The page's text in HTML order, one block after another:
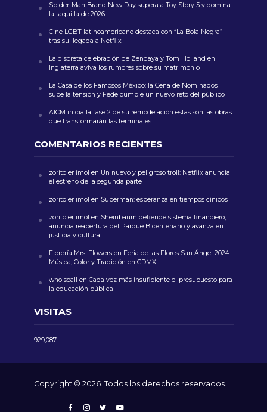
Spider-Man Brand New Day supera a Toy Story 5 y domina
la taquilla de 2026
Cine LGBT latinoamericano destaca con “La Bola Negra”
tras su llegada a Netflix
La discreta celebración de Zendaya y Tom Holland en
Inglaterra aviva los rumores sobre su matrimonio
La Casa de los Famosos México: la Cena de Nominados
sube la tensión y Fede cumple un nuevo reto del público
AICM inicia la fase 2 de su remodelación estas son las obras
que transformarán las terminales
COMENTARIOS RECIENTES
zoritoler imol en Un nuevo y peligroso troll: Netflix anuncia
el estreno de la segunda parte
zoritoler imol en Superman: esperanza en tiempos cínicos
zoritoler imol en Sheinbaum defiende sistema financiero,
anuncia reapertura del Parque Bicentenario y avanza en
justicia y cultura
Florería Mrs. Flowersen Feria de las Flores San Ángel 2024:
Música, Color y Tradición en CDMX
whoiscall en Cada vez más insuficiente el presupuesto para
la educación pública
VISITAS
929,087
Copyright © 2026. Todos los derechos reservados.